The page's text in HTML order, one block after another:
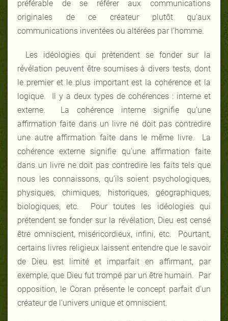
préférable de se référer aux communications
originales de ce créateur plutôt qu’aux
communications inventées ou altérées par l’homme.
Les idéologies qui prétendent se fonder sur la
révélation peuvent être soumises à divers tests, dont
le premier et le plus important est la cohérence et la
logique. Il y a deux types de cohérences : interne et
externe. La cohérence interne signifie qu’une
affirmation faite dans un livre ne doit pas contredire
une autre affirmation faite dans le même livre. La
cohérence externe signifie qu’une affirmation faite
dans un livre ne doit pas contredire les faits tels que
nous les connaissons, qu’ils soient psychologiques,
physiques, chimiques, historiques, géographiques,
biologiques, etc. Pour toutes les idéologies qui
prétendent se fonder sur la révélation, Dieu est censé
être omniscient, miséricordieux, infini, etc. Pourtant,
certains livres religieux laissent entendre que le savoir
de Dieu est limité et imparfait en affirmant, par
exemple, que Dieu fut trompé par un être humain. Par
opposition, le Coran présente le concept parfait d’un
créateur de l’univers unique et omniscient.